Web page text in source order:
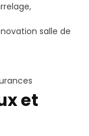
salle de
et